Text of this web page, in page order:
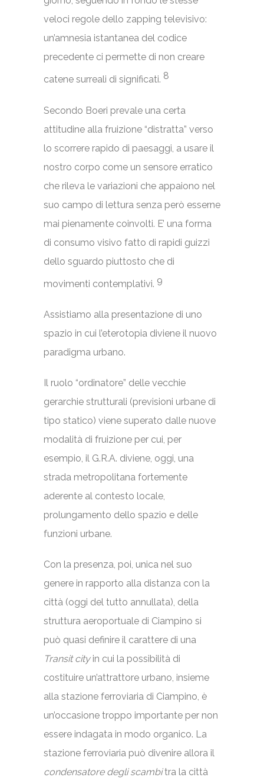
veloci regole dello zapping televisivo:
un’amnesia istantanea del codice
precedente ci permette di non creare
catene surreali di significati. 8
Secondo Boeri prevale una certa
attitudine alla fruizione “distratta” verso
lo scorrere rapido di paesaggi, a usare il
nostro corpo come un sensore erratico
che rileva le variazioni che appaiono nel
suo campo di lettura senza però esserne
mai pienamente coinvolti. E’ una forma
di consumo visivo fatto di rapidi guizzi
dello sguardo piuttosto che di
movimenti contemplativi. 9
Assistiamo alla presentazione di uno
spazio in cui l’eterotopia diviene il nuovo
paradigma urbano.
Il ruolo “ordinatore” delle vecchie
gerarchie strutturali (previsioni urbane di
tipo statico) viene superato dalle nuove
modalità di fruizione per cui, per
esempio, il G.R.A. diviene, oggi, una
strada metropolitana fortemente
aderente al contesto locale,
prolungamento dello spazio e delle
funzioni urbane.
Con la presenza, poi, unica nel suo
genere in rapporto alla distanza con la
città (oggi del tutto annullata), della
struttura aeroportuale di Ciampino si
può quasi definire il carattere di una
Transit cityin cui la possibilità di
costituire un’attrattore urbano, insieme
alla stazione ferroviaria di Ciampino, è
un’occasione troppo importante per non
essere indagata in modo organico. La
stazione ferroviaria può divenire allora il
condensatore degli scambitra la città